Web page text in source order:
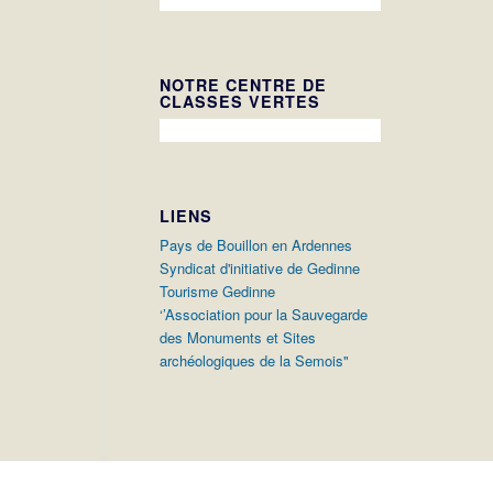
NOTRE CENTRE DE
CLASSES VERTES
LIENS
Pays de Bouillon en Ardennes
Syndicat d'initiative de Gedinne
Tourisme Gedinne
‘’Association pour la Sauvegarde
des Monuments et Sites
archéologiques de la Semois"